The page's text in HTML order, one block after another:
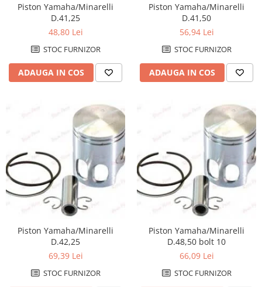
Intercom
TRANSPORT & DEPOZITARE
Geanta furca
Genti picior
Top case
Accesorii
Top case
Cutii / Genti SHAD
Accesorii cutii Shad
Cutii aluminiu Shad
Cutii ATV Shad
Cutii capace colorate
Piston Yamaha/Minarelli
D.41,25
48,80 Lei
STOC FURNIZOR
ADAUGA IN COS
Piston Yamaha/Minarelli
D.41,50
56,94 Lei
STOC FURNIZOR
ADAUGA IN COS
Piston Yamaha/Minarelli
D.42,25
69,39 Lei
STOC FURNIZOR
Piston Yamaha/Minarelli
D.48,50 bolt 10
66,09 Lei
STOC FURNIZOR